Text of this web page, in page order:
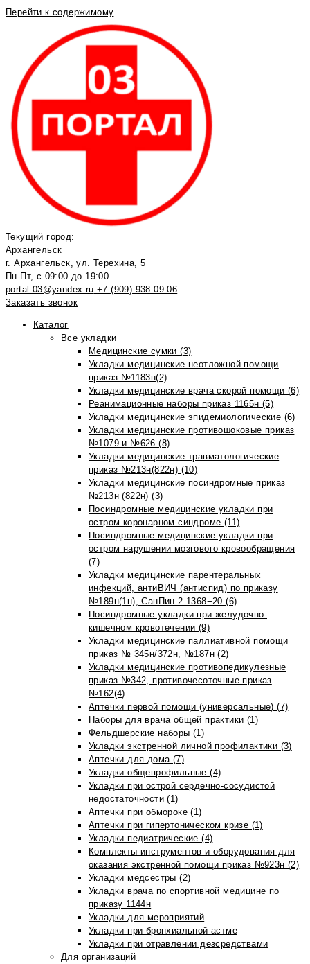
Перейти к содержимому
Текущий город:
Архангельск
г. Архангельск, ул. Терехина, 5
Пн-Пт, с 09:00 до 19:00
portal.03@yandex.ru +7 (909) 938 09 06
Заказать звонок
Каталог
Все укладки
Медицинские сумки (3)
Укладки медицинские неотложной помощи
приказ №1183н(2)
Укладки медицинские врача скорой помощи (6)
Реанимационные наборы приказ 1165н (5)
Укладки медицинские эпидемиологические (6)
Укладки медицинские противошоковые приказ
№1079 и №626 (8)
Укладки медицинские травматологические
приказ №213н(822н) (10)
Укладки медицинские посиндромные приказ
№213н (822н) (3)
Посиндромные медицинские укладки при
остром коронарном синдроме (11)
Посиндромные медицинские укладки при
остром нарушении мозгового кровообращения
(7)
Укладки медицинские парентеральных
инфекций, антиВИЧ (антиспид) по приказу
№189н(1н), СанПин 2.1368−20 (6)
Посиндромные укладки при желудочно-
кишечном кровотечении (9)
Укладки медицинские паллиативной помощи
приказ № 345н/372н, №187н (2)
Укладки медицинские противопедикулезные
приказ №342, противочесоточные приказ
№162(4)
Аптечки первой помощи (универсальные) (7)
Наборы для врача общей практики (1)
Фельдшерские наборы (1)
Укладки экстренной личной профилактики (3)
Аптечки для дома (7)
Укладки общепрофильные (4)
Укладки при острой сердечно-сосудистой
недостаточности (1)
Аптечки при обмороке (1)
Аптечки при гипертоническом кризе (1)
Укладки педиатрические (4)
Комплекты инструментов и оборудования для
оказания экстренной помощи приказ №923н (2)
Укладки медсестры (2)
Укладки врача по спортивной медицине по
приказу 1144н
Укладки для мероприятий
Укладки при бронхиальной астме
Укладки при отравлении дезсредствами
Для организаций